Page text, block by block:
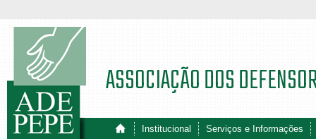
Institucional Serviços e Informações
ASSOCIAÇÃO DOS